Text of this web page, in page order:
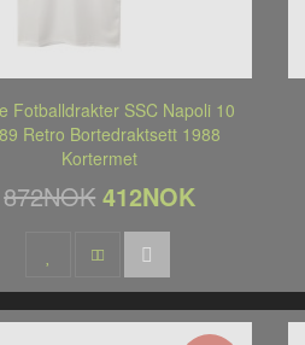
Fotballdrakter SSC Napoli 10
Retro Bortedraktsett 1988
Kortermet
872NOK 412NOK